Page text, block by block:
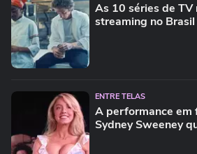
As 10 séries de
streaming no
ENTRE TELAS
A performance em
Sydney Sweeney